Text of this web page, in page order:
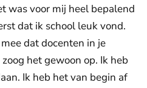
was voor mij heel bepalend
dat ik school leuk vond.
dat docenten in je
het gewoon op. Ik heb
Ik heb het van begin af